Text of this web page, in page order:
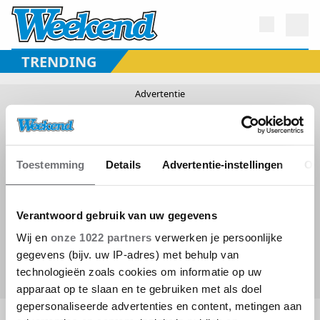
Toestemming Details Advertentie-instellingen
Verantwoord gebruik van uw gegevens
Wij en onze 1022 partners verwerken je persoonlijke
gegevens (bijv. uw IP-adres) met behulp van
technologieën zoals cookies om informatie op uw
apparaat op te slaan en te gebruiken met als doel
gepersonaliseerde advertenties en content, metingen aan
TRENDING